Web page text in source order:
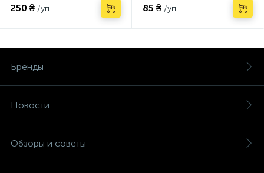
250 ₴ /уп. 85 ₴ /уп.
Бренды
Новости
Обзоры и советы